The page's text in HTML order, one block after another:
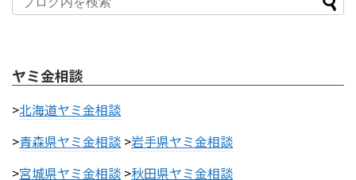
ヤミ金相談
>北海道ヤミ金相談
>青森県ヤミ金相談 >岩手県ヤミ金相談
>宮城県ヤミ金相談 >秋田県ヤミ金相談